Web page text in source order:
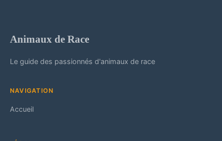
Animaux de Race
Le guide des passionnés d'animaux de race
NAVIGATION
Accueil